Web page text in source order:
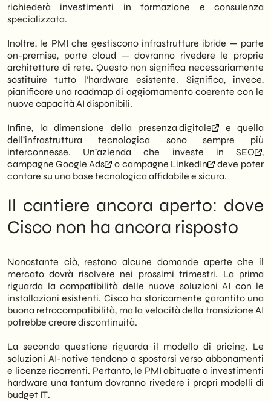
richiederà investimenti in formazione e consulenza
specializzata.
Inoltre, le PMI che gestiscono infrastrutture ibride — parte
on-premise, parte cloud — dovranno rivedere le proprie
architetture di rete. Questo non significa necessariamente
sostituire tutto l’hardware esistente. Significa, invece,
pianificare una roadmap di aggiornamento coerente con le
nuove capacità AI disponibili.
Infine, la dimensione della presenza digitale
e quella
dell’infrastruttura tecnologica sono sempre più
interconnesse. Un’azienda che investe in SEO
,
campagne Google Ads
o campagne LinkedIn
deve poter
contare su una base tecnologica affidabile e sicura.
Il cantiere ancora aperto: dove
Cisco non ha ancora risposto
Nonostante ciò, restano alcune domande aperte che il
mercato dovrà risolvere nei prossimi trimestri. La prima
riguarda la compatibilità delle nuove soluzioni AI con le
installazioni esistenti. Cisco ha storicamente garantito una
buona retrocompatibilità, ma la velocità della transizione AI
potrebbe creare discontinuità.
La seconda questione riguarda il modello di pricing. Le
soluzioni AI-native tendono a spostarsi verso abbonamenti
e licenze ricorrenti. Pertanto, le PMI abituate a investimenti
hardware una tantum dovranno rivedere i propri modelli di
budget IT.